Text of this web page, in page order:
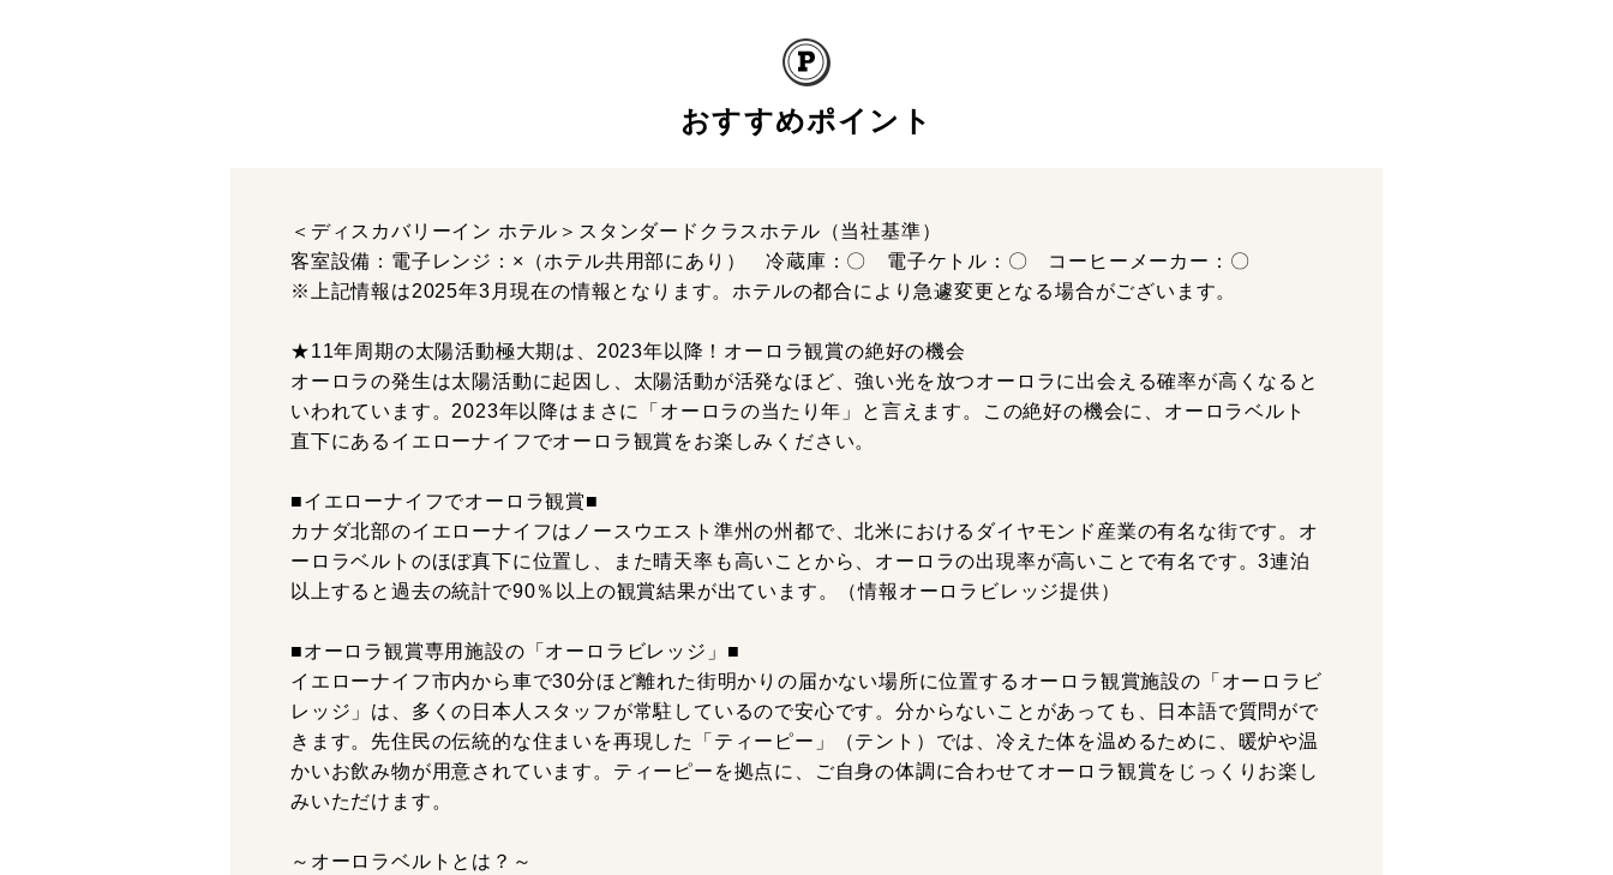
おすすめポイント
＜ディスカバリーイン ホテル＞スタンダードクラスホテル（当社基準）
客室設備：電子レンジ：×（ホテル共用部にあり） 冷蔵庫：〇 電子ケトル：〇 コーヒーメーカー：〇
※上記情報は2025年3月現在の情報となります。ホテルの都合により急遽変更となる場合がございます。
★11年周期の太陽活動極大期は、2023年以降！オーロラ観賞の絶好の機会
オーロラの発生は太陽活動に起因し、太陽活動が活発なほど、強い光を放つオーロラに出会える確率が高くなると
いわれています。2023年以降はまさに「オーロラの当たり年」と言えます。この絶好の機会に、オーロラベルト
直下にあるイエローナイフでオーロラ観賞をお楽しみください。
■イエローナイフでオーロラ観賞■
カナダ北部のイエローナイフはノースウエスト準州の州都で、北米におけるダイヤモンド産業の有名な街です。オ
ーロラベルトのほぼ真下に位置し、また晴天率も高いことから、オーロラの出現率が高いことで有名です。3連泊
以上すると過去の統計で90％以上の観賞結果が出ています。（情報オーロラビレッジ提供）
■オーロラ観賞専用施設の「オーロラビレッジ」■
イエローナイフ市内から車で30分ほど離れた街明かりの届かない場所に位置するオーロラ観賞施設の「オーロラビ
レッジ」は、多くの日本人スタッフが常駐しているので安心です。分からないことがあっても、日本語で質問がで
きます。先住民の伝統的な住まいを再現した「ティーピー」（テント）では、冷えた体を温めるために、暖炉や温
かいお飲み物が用意されています。ティーピーを拠点に、ご自身の体調に合わせてオーロラ観賞をじっくりお楽し
みいただけます。
～オーロラベルトとは？～